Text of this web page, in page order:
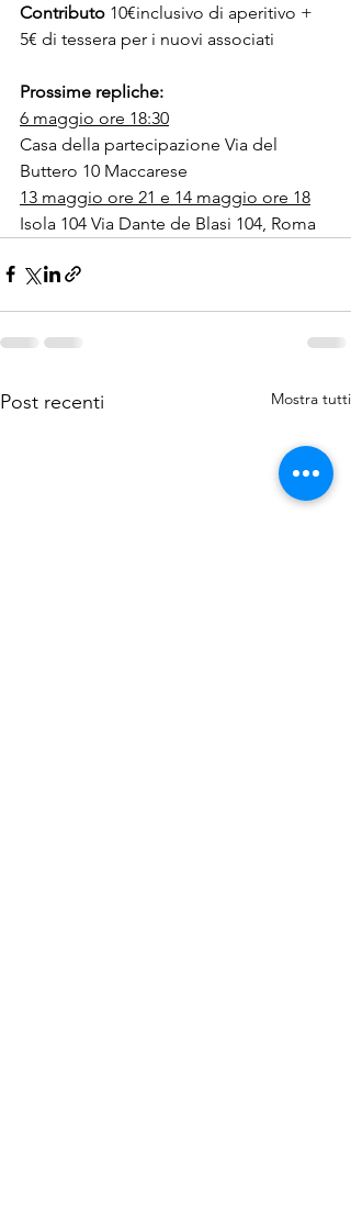
Contributo 10€inclusivo di aperitivo +
5€ di tessera per i nuovi associati
Prossime repliche:
6 maggio ore 18:30
Casa della partecipazione Via del
Buttero 10 Maccarese
13 maggio ore 21 e 14 maggio ore 18
Isola 104 Via Dante de Blasi 104, Roma
Post recenti Mostra tutti